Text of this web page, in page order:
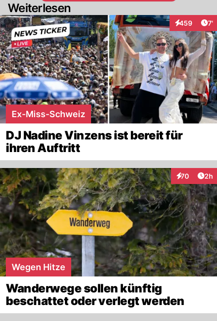
Weiterlesen
459
Interaktionen7'
Ex-Miss-Schweiz
DJ Nadine Vinzens ist bereit für
ihren Auftritt
70
Interaktionen
2h
Wegen Hitze
Wanderwege sollen künftig
beschattet oder verlegt werden